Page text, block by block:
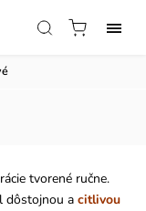
tvorené ručne.
dôstojnou a citlivou